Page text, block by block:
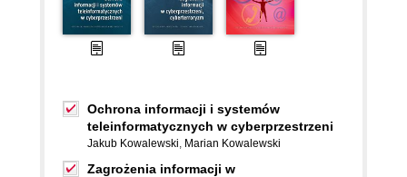
Ochrona informacji i systemów
teleinformatycznych w cyberprzestrzeni
Jakub Kowalewski, Marian Kowalewski
Zagrożenia informacji w